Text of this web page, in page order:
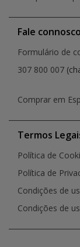
Fale connosco
Formulário de
307 800 007
Comprar em
Termos
Política de
Política de
Condições de
Condições de